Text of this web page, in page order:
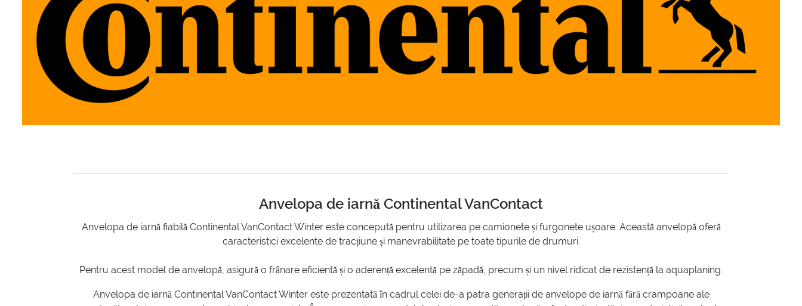
Anvelopa de iarnă Continental VanContact
Anvelopa de iarnă fiabilă Continental VanContact Winter este concepută pentru utilizarea pe camionete și furgonete ușoare. Această anvelopă oferă
caracteristici excelente de tracțiune și manevrabilitate pe toate tipurile de drumuri.
Pentru acest model de anvelopă, asigură o frânare eficientă și o aderență excelentă pe zăpadă, precum și un nivel ridicat de rezistență la aquaplaning.
Anvelopa de iarnă Continental VanContact Winter este prezentată în cadrul celei de-a patra generații de anvelope de iarnă fără crampoane ale